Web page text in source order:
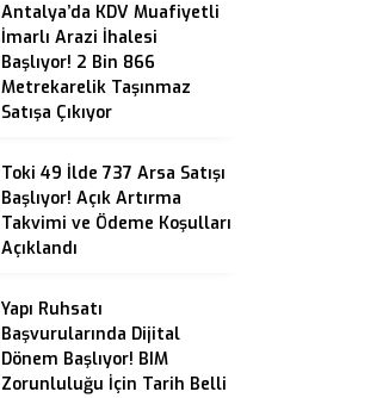
Antalya’da KDV Muafiyetli
İmarlı Arazi İhalesi
Başlıyor! 2 Bin 866
Metrekarelik Taşınmaz
Satışa Çıkıyor
Toki 49 İlde 737 Arsa Satışı
Başlıyor! Açık Artırma
Takvimi ve Ödeme Koşulları
Açıklandı
Yapı Ruhsatı
Başvurularında Dijital
Dönem Başlıyor! BIM
Zorunluluğu İçin Tarih Belli